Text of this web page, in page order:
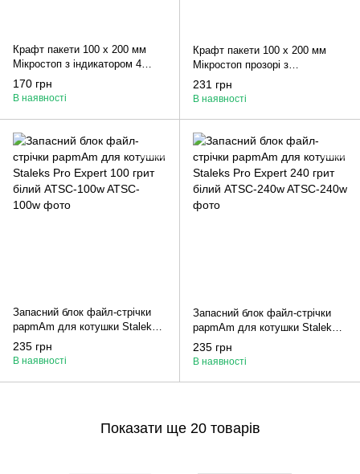
Крафт пакети 100 х 200 мм
Мікростоп з індикатором 4
класу 100 шт бурі
170 грн
В наявності
Крафт пакети 100 х 200 мм
Мікростоп прозорі з
індикатором 100 шт
231 грн
В наявності
Запасний блок файл-стрічки
papmAm для котушки Staleks
Pro Expert 100 грит білий
ATSC-100w
235 грн
В наявності
Запасний блок файл-стрічки
papmAm для котушки Staleks
Pro Expert 240 грит білий
ATSC-240w
235 грн
В наявності
Показати ще 20 товарів